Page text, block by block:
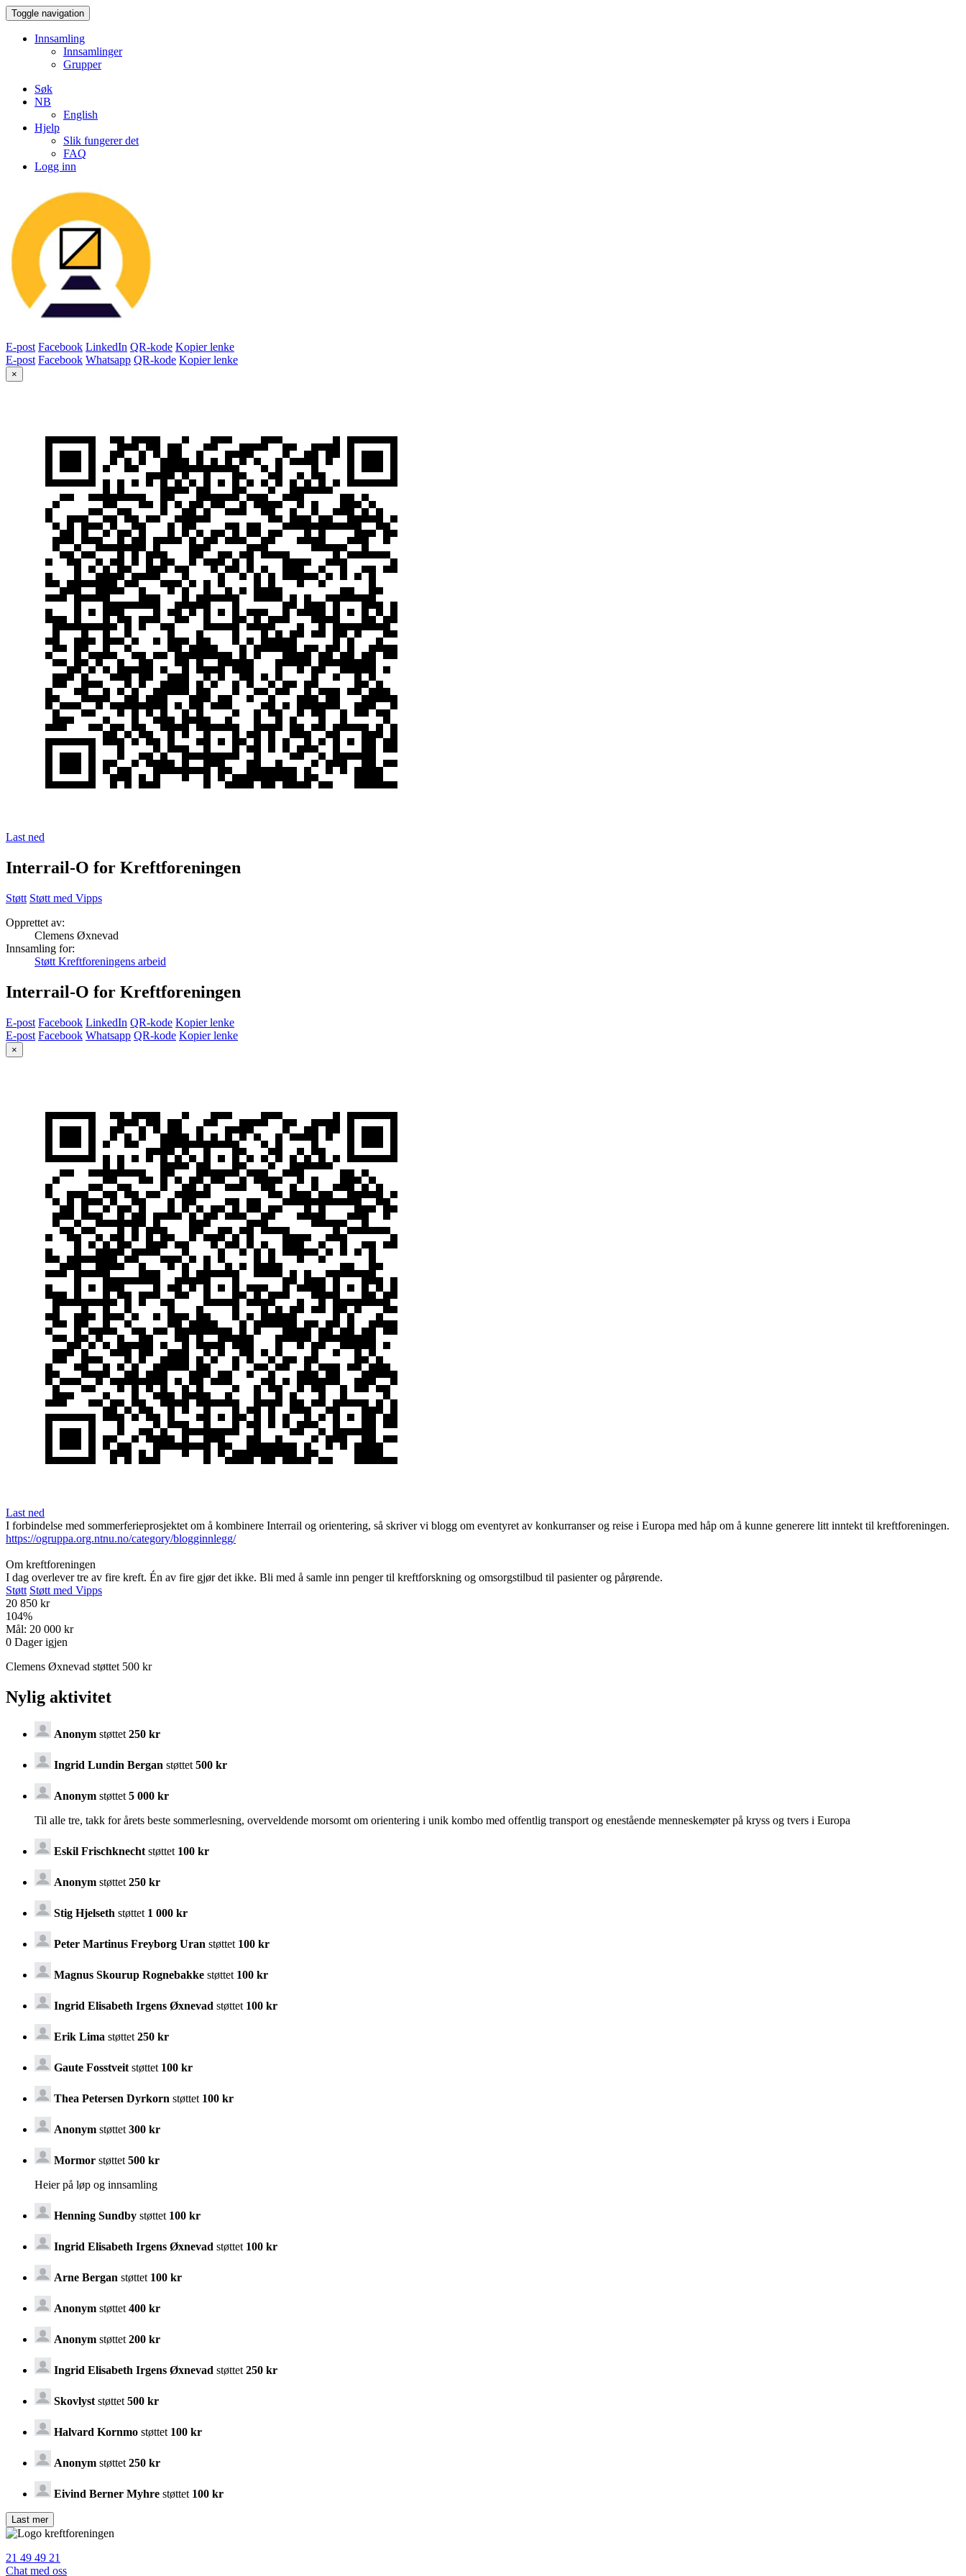
Toggle navigation
Innsamling
Innsamlinger
Grupper
Søk
NB
English
Hjelp
Slik fungerer det
FAQ
Logg inn
E-post Facebook LinkedIn QR-kode Kopier lenke
E-post Facebook Whatsapp QR-kode Kopier lenke
×
Last ned
Interrail-O for Kreftforeningen
Støtt Støtt med Vipps
Opprettet av:
Clemens Øxnevad
Innsamling for:
Støtt Kreftforeningens arbeid
Interrail-O for Kreftforeningen
E-post Facebook LinkedIn QR-kode Kopier lenke
E-post Facebook Whatsapp QR-kode Kopier lenke
×
Last ned
I forbindelse med sommerferieprosjektet om å kombinere Interrail og orientering, så skriver vi blogg om eventyret av konkurranser og reise i Europa med håp om å kunne generere litt inntekt til kreftforeningen.
https://ogruppa.org.ntnu.no/category/blogginnlegg/
Om kreftforeningen
I dag overlever tre av fire kreft. Én av fire gjør det ikke. Bli med å samle inn penger til kreftforskning og omsorgstilbud til pasienter og pårørende.
Støtt Støtt med Vipps
20 850 kr
104%
Mål: 20 000 kr
0 Dager igjen
Clemens Øxnevad støttet 500 kr
Nylig aktivitet
Anonym støttet 250 kr
Ingrid Lundin Bergan støttet 500 kr
Anonym støttet 5 000 kr
Til alle tre, takk for årets beste sommerlesning, overveldende morsomt om orientering i unik kombo med offentlig transport og enestående menneskemøter på kryss og tvers i Europa
Eskil Frischknecht støttet 100 kr
Anonym støttet 250 kr
Stig Hjelseth støttet 1 000 kr
Peter Martinus Freyborg Uran støttet 100 kr
Magnus Skourup Rognebakke støttet 100 kr
Ingrid Elisabeth Irgens Øxnevad støttet 100 kr
Erik Lima støttet 250 kr
Gaute Fosstveit støttet 100 kr
Thea Petersen Dyrkorn støttet 100 kr
Anonym støttet 300 kr
Mormor støttet 500 kr
Heier på løp og innsamling
Henning Sundby støttet 100 kr
Ingrid Elisabeth Irgens Øxnevad støttet 100 kr
Arne Bergan støttet 100 kr
Anonym støttet 400 kr
Anonym støttet 200 kr
Ingrid Elisabeth Irgens Øxnevad støttet 250 kr
Skovlyst støttet 500 kr
Halvard Kornmo støttet 100 kr
Anonym støttet 250 kr
Eivind Berner Myhre støttet 100 kr
21 49 49 21
Chat med oss